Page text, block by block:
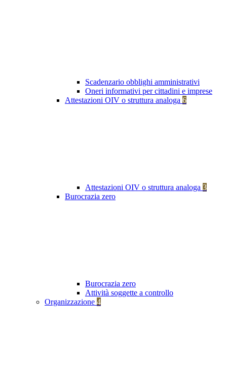
Scadenzario obblighi amministrativi
Oneri informativi per cittadini e imprese
Attestazioni OIV o struttura analoga 6
Attestazioni OIV o struttura analoga 3
Burocrazia zero
Burocrazia zero
Attività soggette a controllo
Organizzazione 4